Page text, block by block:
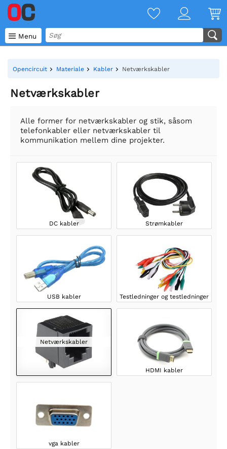
 Menu
Opencircuit Materiale Kabler Netværkskabler
Netværkskabler
Alle former for netværkskabler og stik, såsom
telefonkabler eller netværkskabler til
kommunikation mellem dine projekter.
DC kabler Strømkabler
USB kabler Testledninger og testledninger
Netværkskabler
HDMI kabler
vga kabler